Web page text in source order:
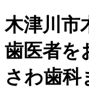
木津川市
歯医者を
さわ歯科